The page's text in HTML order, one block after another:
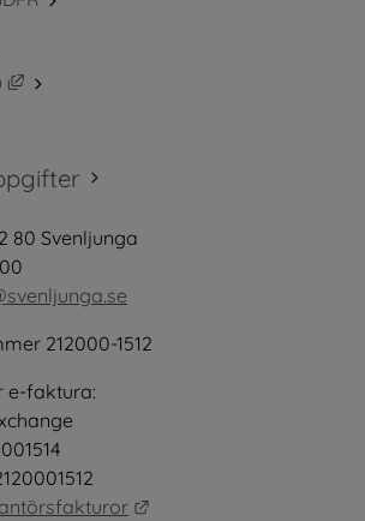
Länk till annan webbplats, öppnas i nytt
80 Svenljunga
212000-1512
e-faktura: